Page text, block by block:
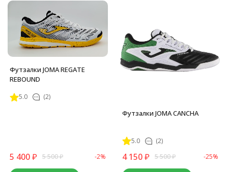
Футзалки JOMA REGATE
REBOUND
5.0 (2)
5 400₽ 5 500₽ -2%
Футзалки JOMA CANCHA
5.0 (2)
4 150₽ 5 500₽ -25%